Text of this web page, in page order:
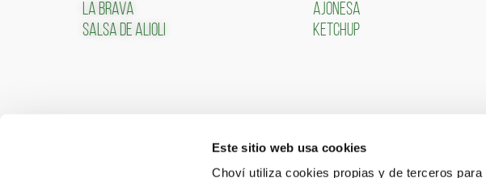
Este sitio web usa cookies
Choví utiliza cookies propias y de terceros
LA BRAVA
SALSA DE ALIOLI
AJONESA
KETCHUP
ÁREA CLIENTES